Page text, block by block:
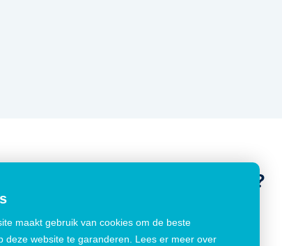
maakt gebruik van cookies om de beste
deze website te garanderen. Lees er meer over
Een vraag stellen?